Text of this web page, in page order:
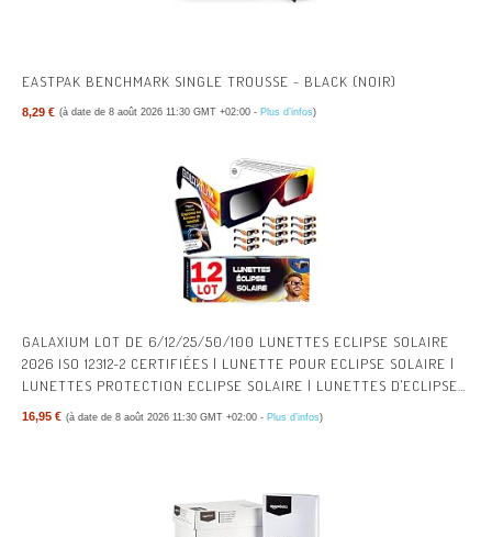
EASTPAK BENCHMARK SINGLE TROUSSE - BLACK (NOIR)
8,29 € (à date de 8 août 2026 11:30 GMT +02:00 - Plus d’infos)
GALAXIUM LOT DE 6/12/25/50/100 LUNETTES ECLIPSE SOLAIRE
2026 ISO 12312-2 CERTIFIÉES | LUNETTE POUR ECLIPSE SOLAIRE |
LUNETTES PROTECTION ECLIPSE SOLAIRE | LUNETTES D'ECLIPSE
16,95 € (à date de 8 août 2026 11:30 GMT +02:00 - Plus d’infos)